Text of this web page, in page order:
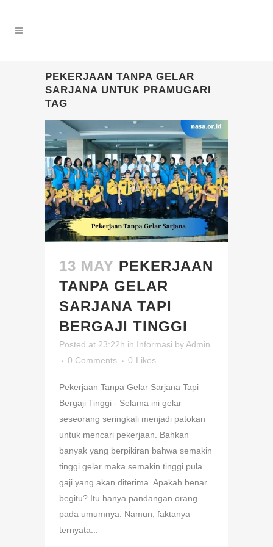
PEKERJAAN TANPA GELAR
SARJANA UNTUK PRAMUGARI
TAG
13 MAY PEKERJAAN
TANPA GELAR
SARJANA TAPI
BERGAJI TINGGI
Posted at 23:22h in Informasi byAdmin
0 Comments
0 Likes
Pekerjaan Tanpa Gelar Sarjana Tapi
Bergaji Tinggi - Selama ini gelar
seseorang seringkali menjadi patokan
untuk mencari pekerjaan. Bahkan
banyak yang berpikiran bahwa semakin
tinggi gelar maka semakin tinggi pula
gaji yang akan diterima. Apakah benar
begitu? Itu hanya pandangan orang
pada umumnya. Namun, faktanya
ternyata...